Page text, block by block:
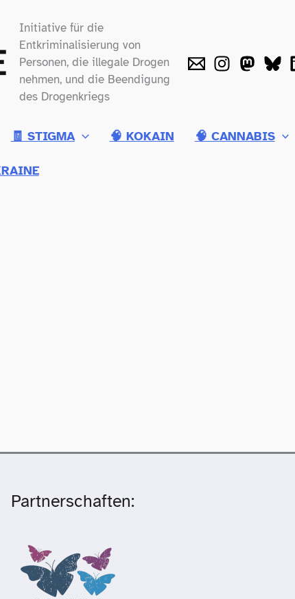
Initiative für die
Entkriminalisierung von
Personen, die illegale Drogen
nehmen, und die Beendigung
des Drogenkriegs
🧾 STIGMA 🧠 KOKAIN 🧠 CANNABIS
Partnerschaften: